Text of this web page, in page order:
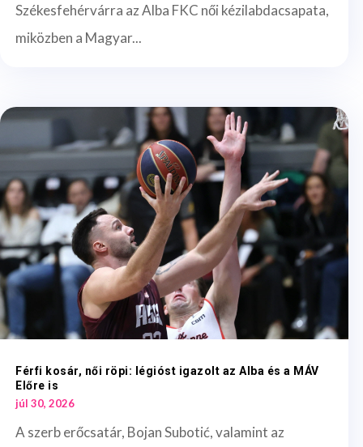
Székesfehérvárra az Alba FKC női kézilabdacsapata,
miközben a Magyar...
Férfi kosár, női röpi: légióst igazolt az Alba és a MÁV
Előre is
júl 30, 2026
A szerb erőcsatár, Bojan Subotić, valamint az